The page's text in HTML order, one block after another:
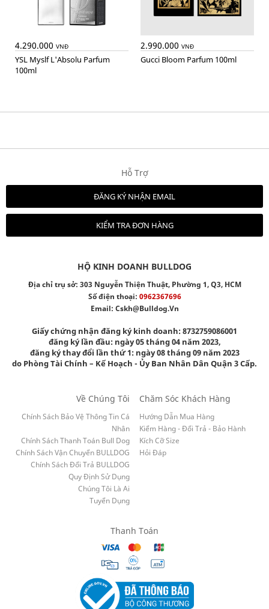
4.290.000 VNĐ
YSL Myslf L'Absolu Parfum
100ml
2.990.000 VNĐ
Gucci Bloom Parfum 100ml
Hỗ Trợ
ĐĂNG KÝ NHẬN EMAIL
KIỂM TRA ĐƠN HÀNG
HỘ KINH DOANH BULLDOG
Địa chỉ trụ sở: 303 Nguyễn Thiện Thuật, Phường 1, Q3, HCM
Số điện thoại: 0962367696
Email: Cskh@bulldog.vn
Giấy chứng nhận đăng ký kinh doanh: 8732759086001
đăng ký lần đầu: ngày 05 tháng 04 năm 2023,
đăng ký thay đổi lần thứ 1: ngày 08 tháng 09 năm 2023
do Phòng Tài Chính – Kế Hoạch - Ủy Ban Nhân Dân Quận 3 Cấp.
Về Chúng Tôi
Chính Sách Bảo Vệ Thông Tin Cá
Nhân
Chính Sách Thanh Toán Bull Dog
Chính Sách Vận Chuyển BULLDOG
Chính Sách Đổi Trả BULLDOG
Quy Định Sử Dụng
Chúng Tôi Là Ai
Tuyển Dụng
Chăm Sóc Khách Hàng
Hướng Dẫn Mua Hàng
Kiểm Hàng - Đổi Trả - Bảo Hành
Kích Cỡ Size
Hỏi Đáp
Thanh Toán